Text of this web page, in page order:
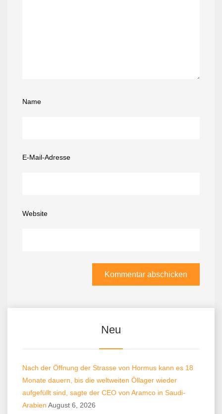
Name
E-Mail-Adresse
Website
Neu
Nach der Öffnung der Strasse von Hormus kann es 18
Monate dauern, bis die weltweiten Öllager wieder
aufgefüllt sind, sagte der CEO von Aramco in Saudi-
Arabien August 6, 2026